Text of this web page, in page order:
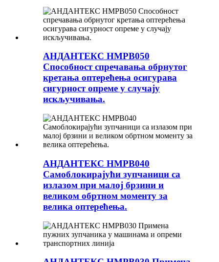
АНДАНТЕКС НМРВ050
Способност спречавања обрнутог
кретања оптерећења осигурава
сигурност опреме у случају
искључивања.
АНДАНТЕКС НМРВ040
Самоблокирајући зупчаници са
излазом при малој брзини и
великом обртном моменту за
велика оптерећења.